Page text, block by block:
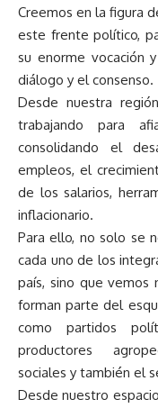
Creemos en la figura
este frente político,
su enorme vocación
diálogo y el consenso.
Desde nuestra
trabajando para
consolidando el
empleos, el
de los salarios,
inflacionario.
Para ello, no solo se
cada uno de los
país, sino que vemos
forman parte del
como partidos
productores
sociales y también el
Desde nuestro